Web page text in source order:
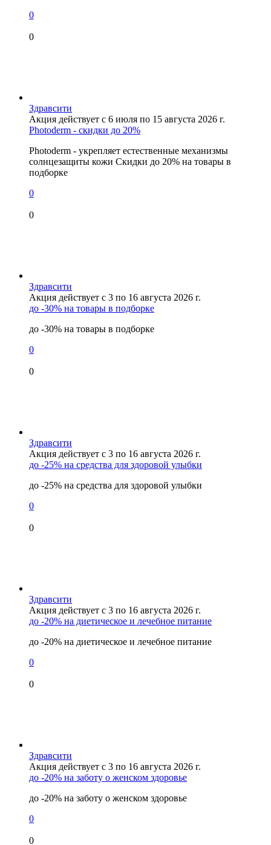
0
0
Здравсити
Акция действует с 6 июля по 15 августа 2026 г.
Photoderm - скидки до 20%
Photoderm - укрепляет естественные механизмы
солнцезащиты кожи Скидки до 20% на товары в
подборке
0
0
Здравсити
Акция действует с 3 по 16 августа 2026 г.
до -30% на товары в подборке
до -30% на товары в подборке
0
0
Здравсити
Акция действует с 3 по 16 августа 2026 г.
до -25% на средства для здоровой улыбки
до -25% на средства для здоровой улыбки
0
0
Здравсити
Акция действует с 3 по 16 августа 2026 г.
до -20% на диетическое и лечебное питание
до -20% на диетическое и лечебное питание
0
0
Здравсити
Акция действует с 3 по 16 августа 2026 г.
до -20% на заботу о женском здоровье
до -20% на заботу о женском здоровье
0
0